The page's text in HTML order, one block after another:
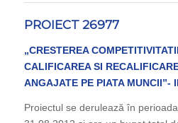
PROIECT 26977
„CRESTEREA
CALIFICAREA SI
ANGAJATE PE PIATA MUNCII”-
Proiectul se derulează în